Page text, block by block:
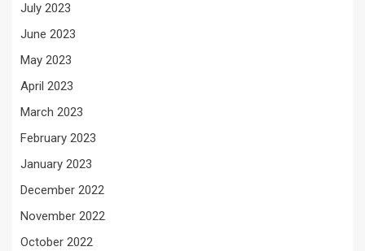
July 2023
June 2023
May 2023
April 2023
March 2023
February 2023
January 2023
December 2022
November 2022
October 2022